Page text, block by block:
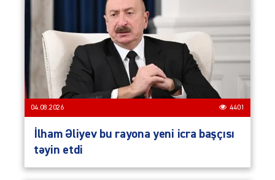
04.08.2026 4401
İlham Əliyev bu rayona yeni icra başçısı
təyin etdi